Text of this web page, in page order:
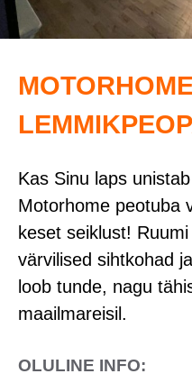
Kas Sinu laps
Motorhome peotuba
keset seiklust!
värvilised sihtkohad
loob tunde, nagu
maailmareisil.
OLULINE INFO: